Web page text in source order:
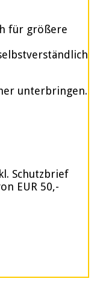
für größere
unterbringen.
Schutzbrief
EUR 50,-